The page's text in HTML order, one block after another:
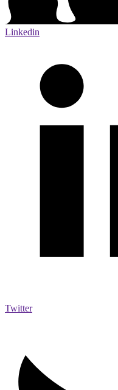
Linkedin
Twitter